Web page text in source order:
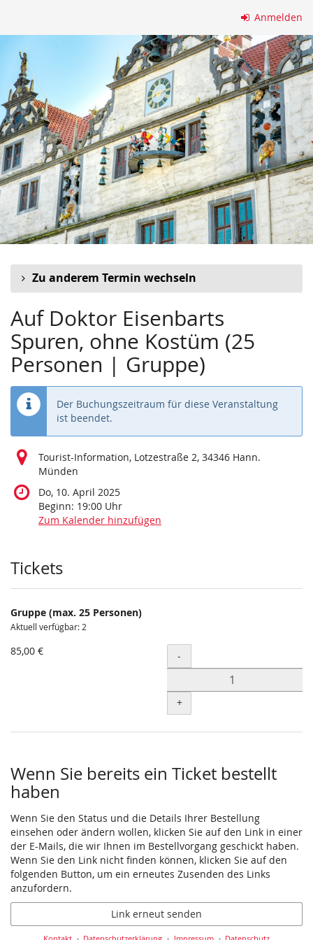
springen
Anmelden
Zu anderem Termin wechseln
Auf Doktor Eisenbarts
Spuren, ohne Kostüm (25
Personen | Gruppe)
Der Buchungszeitraum für diese Veranstaltung
ist beendet.
Tourist-Information, Lotzestraße 2, 34346 Hann.
Münden
Do, 10. April 2025
Beginn: 19:00 Uhr
Zum Kalender hinzufügen
Produkte
Tickets
Gruppe (max. 25 Personen)
Aktuell verfügbar: 2
85,00 € Menge
-
+
Wenn Sie bereits ein Ticket bestellt
haben
Wenn Sie den Status und die Details Ihrer Bestellung
einsehen oder ändern wollen, klicken Sie auf den Link in einer
der E-Mails, die wir Ihnen im Bestellvorgang geschickt haben.
Wenn Sie den Link nicht finden können, klicken Sie auf den
folgenden Button, um ein erneutes Zusenden des Links
anzufordern.
Link erneut senden